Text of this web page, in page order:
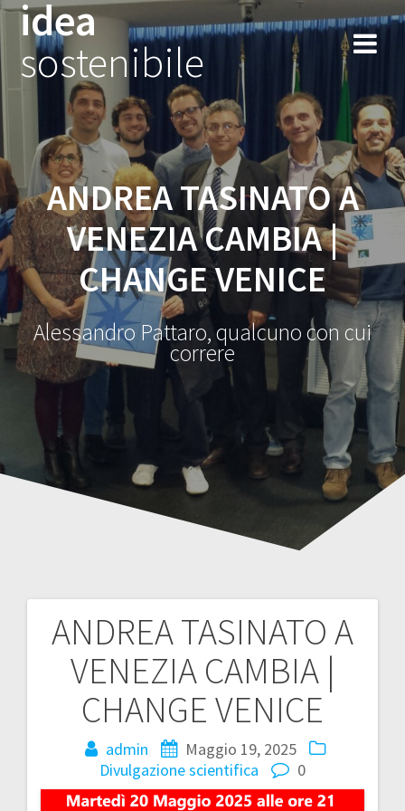
al
contenuto
idea
sostenibile
ANDREA TASINATO A
VENEZIA CAMBIA |
CHANGE VENICE
Alessandro Pattaro, qualcuno con cui
correre
ANDREA TASINATO A
VENEZIA CAMBIA |
CHANGE VENICE
admin
Maggio 19, 2025
Divulgazione scientifica
0
Navigazione
articoli